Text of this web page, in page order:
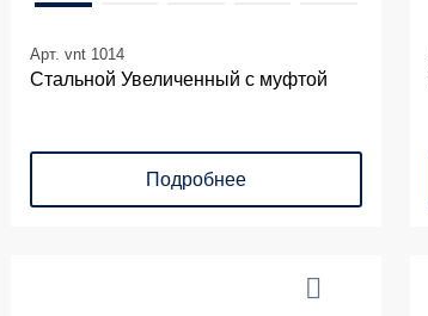
Арт. vnt 1014
Стальной Увеличенный с муфтой
Подробнее